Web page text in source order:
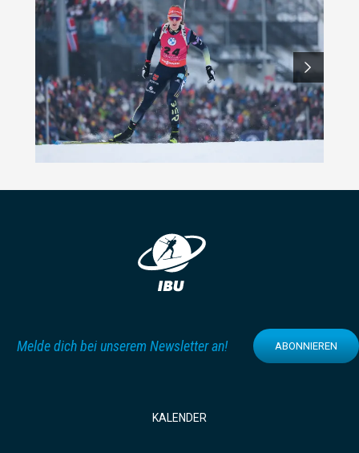
Melde dich bei unserem Newsletter an! ABONNIEREN
KALENDER